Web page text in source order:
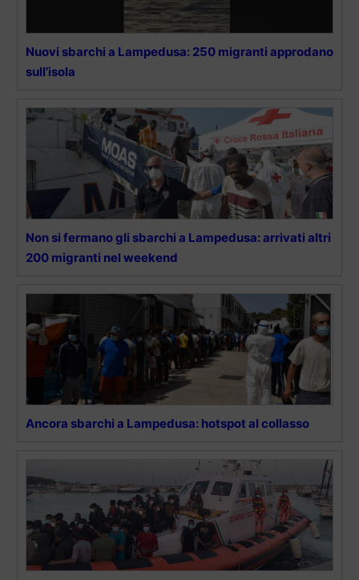
Nuovi sbarchi a Lampedusa: 250 migranti approdano
sull’isola
Non si fermano gli sbarchi a Lampedusa: arrivati altri
200 migranti nel weekend
Ancora sbarchi a Lampedusa: hotspot al collasso